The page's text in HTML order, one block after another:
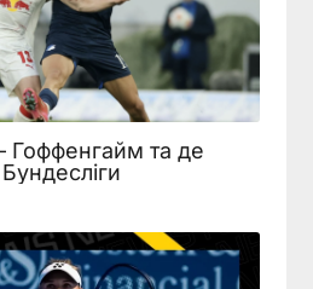
Гоффенгайм та де